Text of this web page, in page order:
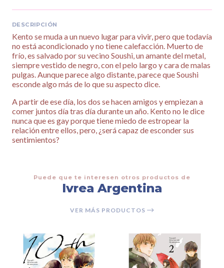
DESCRIPCIÓN
Kento se muda a un nuevo lugar para vivir, pero que todavía
no está acondicionado y no tiene calefacción. Muerto de
frío, es salvado por su vecino Soushi, un amante del metal,
siempre vestido de negro, con el pelo largo y cara de malas
pulgas. Aunque parece algo distante, parece que Soushi
esconde algo más de lo que su aspecto dice.
A partir de ese día, los dos se hacen amigos y empiezan a
comer juntos día tras día durante un año. Kento no le dice
nunca que es gay porque tiene miedo de estropear la
relación entre ellos, pero, ¿será capaz de esconder sus
sentimientos?
Puede que te interesen otros productos de
Ivrea Argentina
VER MÁS PRODUCTOS